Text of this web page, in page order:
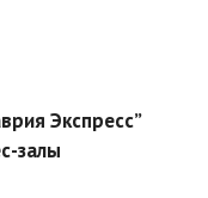
Экспресс”
залы